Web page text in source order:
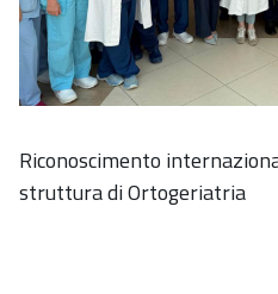
Riconoscimento
struttura di Ortogeriatria